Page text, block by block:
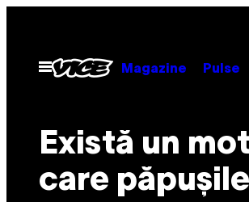
contentOpen
Menu
Magazine Pulse
Există un
care